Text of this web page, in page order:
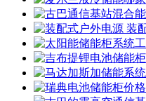
装